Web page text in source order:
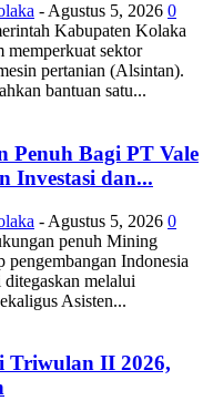
- Agustus 5, 2026 0
Kabupaten Kolaka
memperkuat sektor
pertanian (Alsintan).
bantuan satu...
Penuh Bagi PT Vale
Investasi dan...
- Agustus 5, 2026 0
penuh Mining
Indonesia
melalui
Asisten...
Triwulan II 2026,